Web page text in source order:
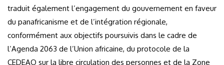
traduit également l’engagement du gouvernement en faveur
du panafricanisme et de l’intégration régionale,
conformément aux objectifs poursuivis dans le cadre de
l’Agenda 2063 de l’Union africaine, du protocole de la
CEDEAO sur la libre circulation des personnes et de la Zone